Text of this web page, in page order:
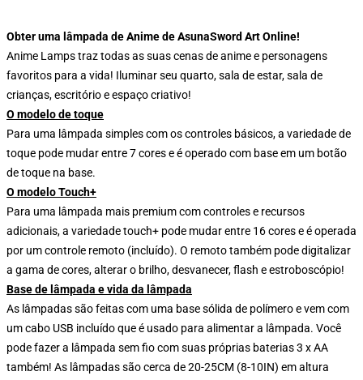
Obter uma lâmpada de Anime de AsunaSword Art Online!
Anime Lamps traz todas as suas cenas de anime e personagens
favoritos para a vida! Iluminar seu quarto, sala de estar, sala de
crianças, escritório e espaço criativo!
O modelo de toque
Para uma lâmpada simples com os controles básicos, a variedade de
toque pode mudar entre 7 cores e é operado com base em um botão
de toque na base.
O modelo Touch+
Para uma lâmpada mais premium com controles e recursos
adicionais, a variedade touch+ pode mudar entre 16 cores e é operada
por um controle remoto (incluído). O remoto também pode digitalizar
a gama de cores, alterar o brilho, desvanecer, flash e estroboscópio!
Base de lâmpada e vida da lâmpada
As lâmpadas são feitas com uma base sólida de polímero e vem com
um cabo USB incluído que é usado para alimentar a lâmpada. Você
pode fazer a lâmpada sem fio com suas próprias baterias 3 x AA
também! As lâmpadas são cerca de 20-25CM (8-10IN) em altura